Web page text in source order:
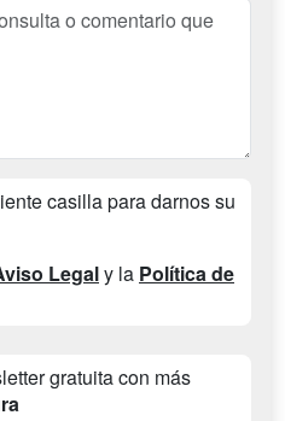
casilla para darnos su
Legaly la Política de
gratuita con más